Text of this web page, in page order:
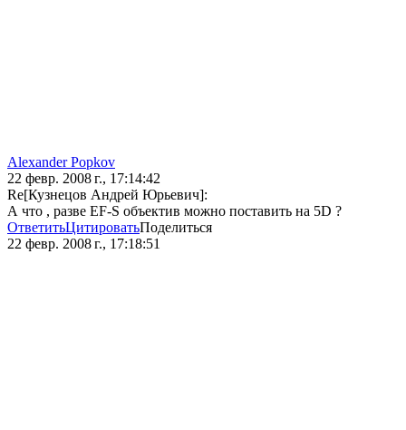
Alexander Popkov
22 февр. 2008 г., 17:14:42
Re[Кузнецов Андрей Юрьевич]:
А что , разве EF-S объектив можно поставить на 5D ?
ОтветитьЦитироватьПоделиться
22 февр. 2008 г., 17:18:51